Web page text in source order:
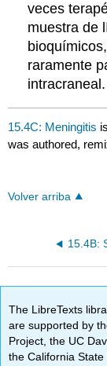
veces
muestra de
raramente
intracraneal.
15.4C: Meningitis
was authored,
Volver arriba
The LibreTexts
are supported by
Project, the UC
the California